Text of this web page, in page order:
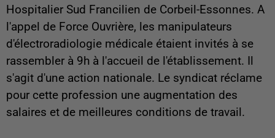
Hospitalier Sud Francilien de Corbeil-Essonnes. A
l'appel de Force Ouvrière, les manipulateurs
d'électroradiologie médicale étaient invités à se
rassembler à 9h à l'accueil de l'établissement. Il
s'agit d'une action nationale. Le syndicat réclame
pour cette profession une augmentation des
salaires et de meilleures conditions de travail.